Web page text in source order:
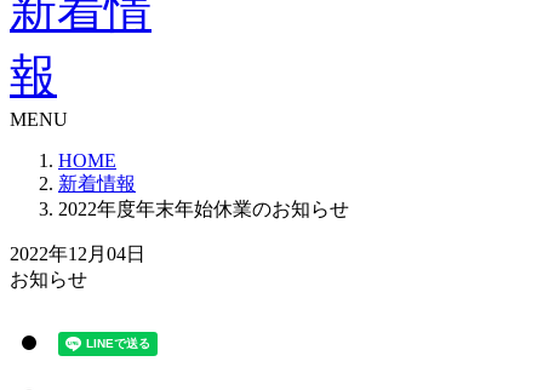
MENU
HOME
新着情報
2022年度年末年始休業のお知らせ
2022年12月04日
お知らせ